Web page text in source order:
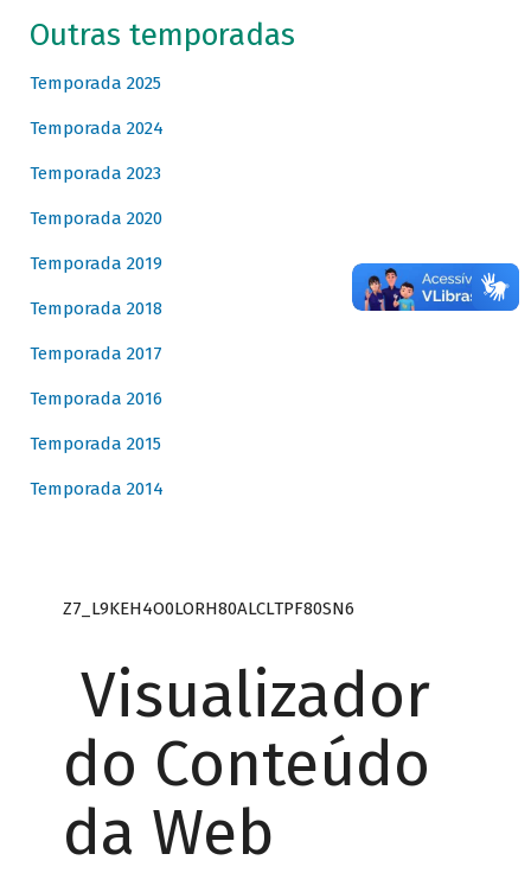
Outras temporadas
Temporada 2025
Temporada 2024
Temporada 2023
Temporada 2020
Temporada 2019
Temporada 2018
Temporada 2017
Temporada 2016
Temporada 2015
Temporada 2014
Z7_L9KEH4O0LORH80ALCLTPF80SN6
Visualizador
do Conteúdo
da Web